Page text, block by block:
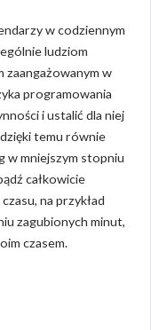
w codziennym
ludziom
zaangażowanym w
programowania
i ustalić dla niej
temu równie
w mniejszym stopniu
całkowicie
na przykład
zagubionych minut,
czasem.